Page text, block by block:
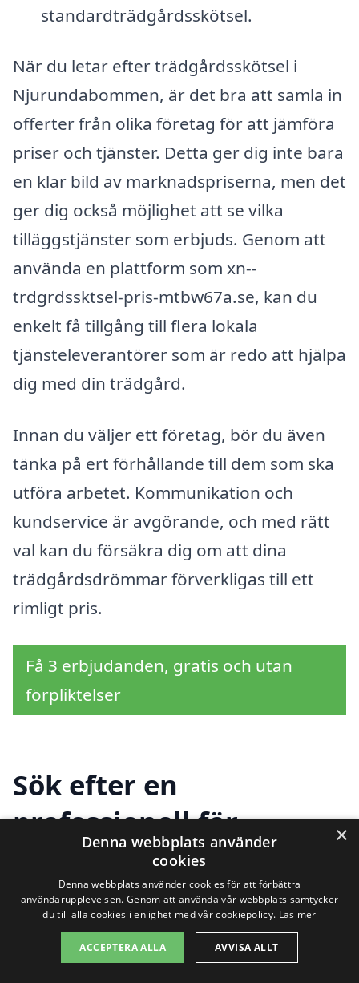
standardträdgårdsskötsel.
När du letar efter trädgårdsskötsel i
Njurundabommen, är det bra att samla in
offerter från olika företag för att jämföra
priser och tjänster. Detta ger dig inte bara
en klar bild av marknadspriserna, men det
ger dig också möjlighet att se vilka
tilläggstjänster som erbjuds. Genom att
använda en plattform som xn--
trdgrdssktsel-pris-mtbw67a.se, kan du
enkelt få tillgång till flera lokala
tjänsteleverantörer som är redo att hjälpa
dig med din trädgård.
Innan du väljer ett företag, bör du även
tänka på ert förhållande till dem som ska
utföra arbetet. Kommunikation och
kundservice är avgörande, och med rätt
val kan du försäkra dig om att dina
trädgårdsdrömmar förverkligas till ett
rimligt pris.
Få 3 erbjudanden, gratis och utan
förpliktelser
Sök efter en
professionell för
trädgårdsskötsel i
andra städer nära
Njurundabommen
×
Denna webbplats använder
cookies
Denna webbplats använder cookies för att förbättra
användarupplevelsen. Genom att använda vår webbplats samtycker
du till alla cookies i enlighet med vår cookiepolicy. Läs mer
ACCEPTERA ALLA AVVISA ALLT